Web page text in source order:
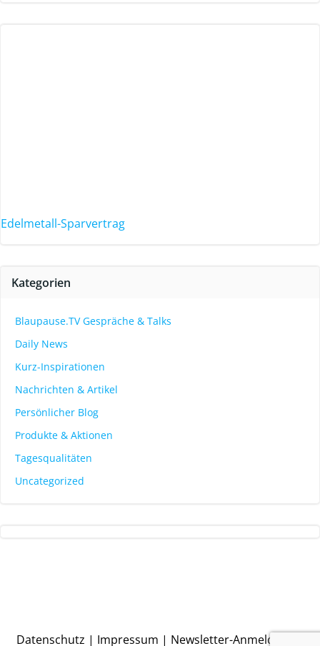
Edelmetall-Sparvertrag
Kategorien
Blaupause.TV Gespräche & Talks
Daily News
Kurz-Inspirationen
Nachrichten & Artikel
Persönlicher Blog
Produkte & Aktionen
Tagesqualitäten
Uncategorized
Datenschutz | Impressum | Newsletter-Anmeldung